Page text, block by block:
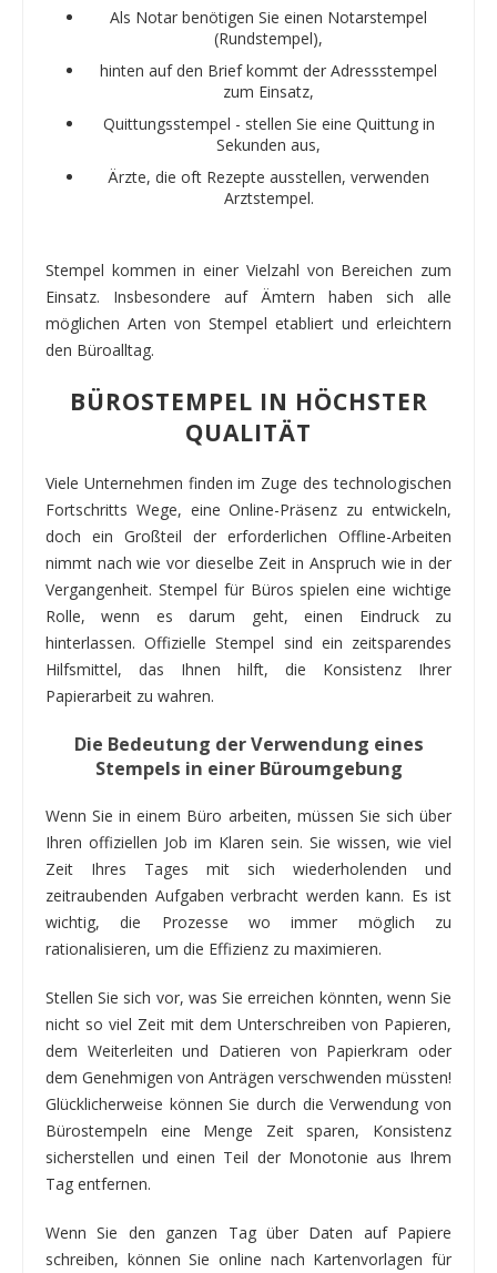
Als Notar benötigen Sie einen Notarstempel
(Rundstempel),
hinten auf den Brief kommt der Adressstempel
zum Einsatz,
Quittungsstempel - stellen Sie eine Quittung in
Sekunden aus,
Ärzte, die oft Rezepte ausstellen, verwenden
Arztstempel.
Stempel kommen in einer Vielzahl von Bereichen zum
Einsatz. Insbesondere auf Ämtern haben sich alle
möglichen Arten von Stempel etabliert und erleichtern
den Büroalltag.
BÜROSTEMPEL IN HÖCHSTER
QUALITÄT
Viele Unternehmen finden im Zuge des technologischen
Fortschritts Wege, eine Online-Präsenz zu entwickeln,
doch ein Großteil der erforderlichen Offline-Arbeiten
nimmt nach wie vor dieselbe Zeit in Anspruch wie in der
Vergangenheit. Stempel für Büros spielen eine wichtige
Rolle, wenn es darum geht, einen Eindruck zu
hinterlassen. Offizielle Stempel sind ein zeitsparendes
Hilfsmittel, das Ihnen hilft, die Konsistenz Ihrer
Papierarbeit zu wahren.
Die Bedeutung der Verwendung eines
Stempels in einer Büroumgebung
Wenn Sie in einem Büro arbeiten, müssen Sie sich über
Ihren offiziellen Job im Klaren sein. Sie wissen, wie viel
Zeit Ihres Tages mit sich wiederholenden und
zeitraubenden Aufgaben verbracht werden kann. Es ist
wichtig, die Prozesse wo immer möglich zu
rationalisieren, um die Effizienz zu maximieren.
Stellen Sie sich vor, was Sie erreichen könnten, wenn Sie
nicht so viel Zeit mit dem Unterschreiben von Papieren,
dem Weiterleiten und Datieren von Papierkram oder
dem Genehmigen von Anträgen verschwenden müssten!
Glücklicherweise können Sie durch die Verwendung von
Bürostempeln eine Menge Zeit sparen, Konsistenz
sicherstellen und einen Teil der Monotonie aus Ihrem
Tag entfernen.
Wenn Sie den ganzen Tag über Daten auf Papiere
schreiben, können Sie online nach Kartenvorlagen für